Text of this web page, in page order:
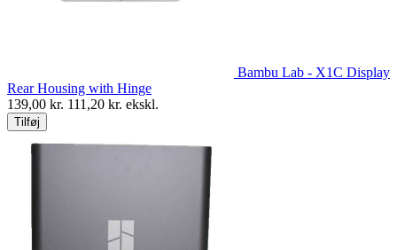
Bambu Lab - X1C Display
Rear Housing with Hinge
139,00 kr. 111,20 kr. ekskl.
Tilføj